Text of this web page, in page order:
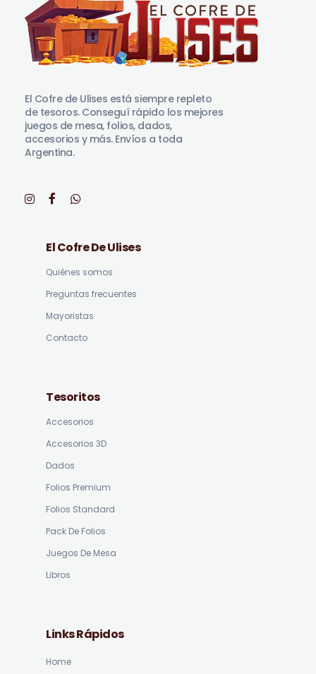
El Cofre de Ulises está siempre repleto
de tesoros. Conseguí rápido los mejores
juegos de mesa, folios, dados,
accesorios y más. Envíos a toda
Argentina.
El Cofre De Ulises
Quiénes somos
Preguntas frecuentes
Mayoristas
Contacto
Tesoritos
Accesorios
Accesorios 3D
Dados
Folios Premium
Folios Standard
Pack De Folios
Juegos De Mesa
Libros
Links Rápidos
Home